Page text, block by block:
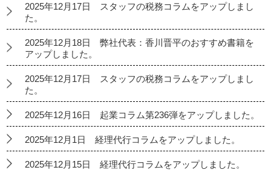
2025年12月17日 スタッフの税務コラムをアップしまし
た。
2025年12月18日 弊社代表：香川晋平のおすすめ書籍を
アップしました。
2025年12月17日 スタッフの税務コラムをアップしまし
た。
2025年12月16日 起業コラム第236弾をアップしました。
2025年12月1日 経理代行コラムをアップしました。
2025年12月15日 経理代行コラムをアップしました。